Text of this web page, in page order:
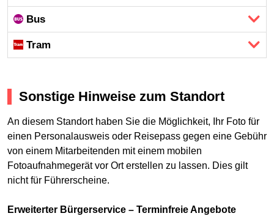
Bus
Tram
Sonstige Hinweise zum Standort
An diesem Standort haben Sie die Möglichkeit, Ihr Foto für
einen Personalausweis oder Reisepass gegen eine Gebühr
von einem Mitarbeitenden mit einem mobilen
Fotoaufnahmegerät vor Ort erstellen zu lassen. Dies gilt
nicht für Führerscheine.
Erweiterter Bürgerservice – Terminfreie Angebote